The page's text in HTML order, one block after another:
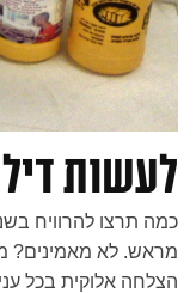
לעשות
כמה תרצו להרוויח
מראש. לא מאמינים?
הצלחה אלוקית בכל